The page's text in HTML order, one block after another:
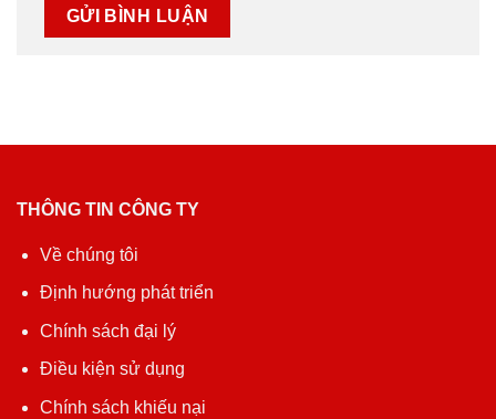
THÔNG TIN CÔNG TY
Về chúng tôi
Định hướng phát triển
Chính sách đại lý
Điều kiện sử dụng
Chính sách khiếu nại